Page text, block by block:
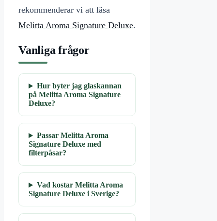
rekommenderar vi att läsa
Melitta Aroma Signature Deluxe.
Vanliga frågor
Hur byter jag glaskannan
på Melitta Aroma Signature
Deluxe?
Passar Melitta Aroma
Signature Deluxe med
filterpåsar?
Vad kostar Melitta Aroma
Signature Deluxe i Sverige?